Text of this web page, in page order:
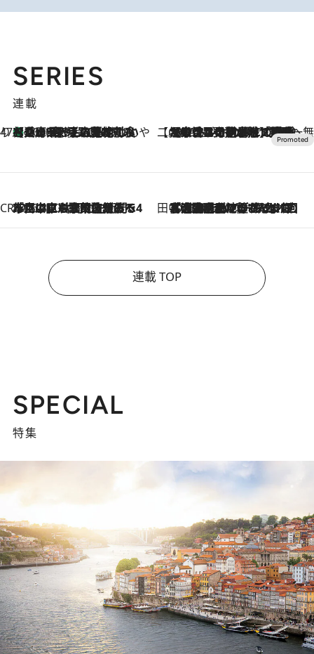
SERIES
連載
47都道府県の手みやげ ひんやりスイーツで夏を満喫
2026.8.8
【兵庫県】この夏絶対食べたい 冷やしておいしいおやつ3選 淡路島の恵みをジェラートに集約 【CREA×星野リゾート】唯一無二。癒しと発見が待つ場所へ
2026.8.7
【トンボの足水浴】ヒノキの香りに包まれて涼感マックス！約13℃の湧水かけ流しを避暑地「星野温泉 トンボの湯」で体験
CREA'S CHOICE
2026.8.7
「立川にも歌舞伎があるんだよ」 片岡仁左衛門・市川中車ら豪華座組みで4年目の立川立飛歌舞伎へ 田中稲の勝手に再ブーム
2026.8.7
「湘南乃風に憧れて」観客大盛上がりの“タオル回し”に、ラッパー顔負けの高速歌唱まで…さだまさし（74）のアグレッシブすぎる現在地
連載 TOP
SPECIAL
特集